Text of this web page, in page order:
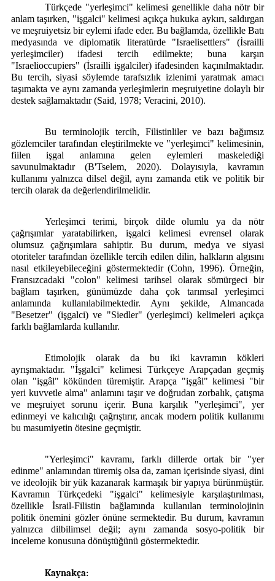
Türkçede "yerleşimci" kelimesi genellikle daha nötr bir
anlam taşırken, "işgalci" kelimesi açıkça hukuka aykırı, saldırgan
ve meşruiyetsiz bir eylemi ifade eder. Bu bağlamda, özellikle Batı
medyasında ve diplomatik literatürde "Israelisettlers" (İsrailli
yerleşimciler) ifadesi tercih edilmekte; buna karşın
"Israelioccupiers" (İsrailli işgalciler) ifadesinden kaçınılmaktadır.
Bu tercih, siyasi söylemde tarafsızlık izlenimi yaratmak amacı
taşımakta ve aynı zamanda yerleşimlerin meşruiyetine dolaylı bir
destek sağlamaktadır (Said, 1978; Veracini, 2010).
Bu terminolojik tercih, Filistinliler ve bazı bağımsız
gözlemciler tarafından eleştirilmekte ve "yerleşimci" kelimesinin,
fiilen işgal anlamına gelen eylemleri maskelediği
savunulmaktadır (B'Tselem, 2020). Dolayısıyla, kavramın
kullanımı yalnızca dilsel değil, aynı zamanda etik ve politik bir
tercih olarak da değerlendirilmelidir.
Yerleşimci terimi, birçok dilde olumlu ya da nötr
çağrışımlar yaratabilirken, işgalci kelimesi evrensel olarak
olumsuz çağrışımlara sahiptir. Bu durum, medya ve siyasi
otoriteler tarafından özellikle tercih edilen dilin, halkların algısını
nasıl etkileyebileceğini göstermektedir (Cohn, 1996). Örneğin,
Fransızcadaki "colon" kelimesi tarihsel olarak sömürgeci bir
bağlam taşırken, günümüzde daha çok tarımsal yerleşimci
anlamında kullanılabilmektedir. Aynı şekilde, Almancada
"Besetzer" (işgalci) ve "Siedler" (yerleşimci) kelimeleri açıkça
farklı bağlamlarda kullanılır.
Etimolojik olarak da bu iki kavramın kökleri
ayrışmaktadır. "İşgalci" kelimesi Türkçeye Arapçadan geçmiş
olan "işgâl" kökünden türemiştir. Arapça "işgâl" kelimesi "bir
yeri kuvvetle alma" anlamını taşır ve doğrudan zorbalık, çatışma
ve meşruiyet sorunu içerir. Buna karşılık "yerleşimci", yer
edinmeyi ve kalıcılığı çağrıştırır, ancak modern politik kullanımı
bu masumiyetin ötesine geçmiştir.
"Yerleşimci" kavramı, farklı dillerde ortak bir "yer
edinme" anlamından türemiş olsa da, zaman içerisinde siyasi, dini
ve ideolojik bir yük kazanarak karmaşık bir yapıya bürünmüştür.
Kavramın Türkçedeki "işgalci" kelimesiyle karşılaştırılması,
özellikle İsrail-Filistin bağlamında kullanılan terminolojinin
politik önemini gözler önüne sermektedir. Bu durum, kavramın
yalnızca dilbilimsel değil; aynı zamanda sosyo-politik bir
inceleme konusuna dönüştüğünü göstermektedir.
Kaynakça: